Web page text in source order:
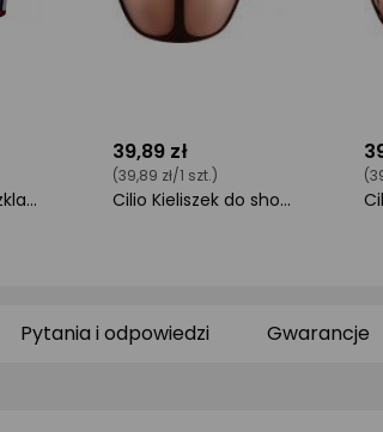
Galicja Kieliszki szklane z kolorowym dnem zestaw 6 sztuk w opakowaniu 28 ml
39,89 zł
(39,89 zł/1 szt.)
Cilio Kieliszek do shotów Moscow Mule 60 ml stal nierdzewna/miedź
Pytania i odpowiedzi Gwarancje